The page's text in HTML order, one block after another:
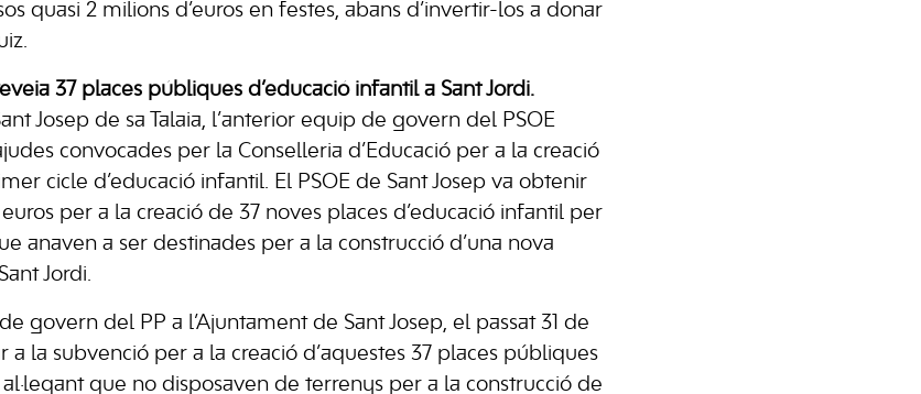
quasi 2 milions d’euros en festes, abans d’invertir-los a donar
37 places públiques d’educació infantil a Sant Jordi.
Josep de sa Talaia, l’anterior equip de govern del PSOE
convocades per la Conselleria d’Educació per a la creació
cicle d’educació infantil. El PSOE de Sant Josep va obtenir
per a la creació de 37 noves places d’educació infantil per
anaven a ser destinades per a la construcció d’una nova
Jordi.
govern del PP a l’Ajuntament de Sant Josep, el passat 31 de
la subvenció per a la creació d’aquestes 37 places públiques
que no disposaven de terrenys per a la construcció de